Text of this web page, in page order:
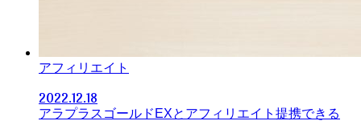
アフィリエイト
2022.12.18
アラプラスゴールドEXとアフィリエイト提携できる